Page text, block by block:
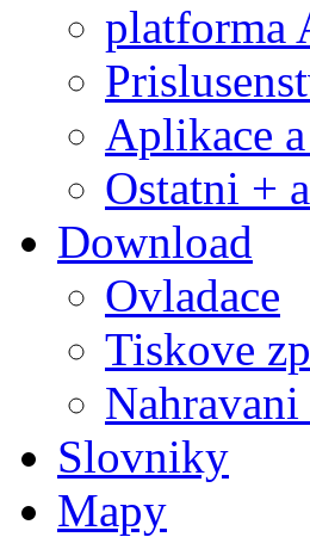
platforma
Aplikace
Ostatni +
Download
Ovladace
Tiskove
Slovniky
Mapy